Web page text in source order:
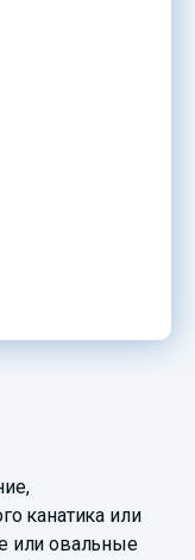
канатика или
или овальные